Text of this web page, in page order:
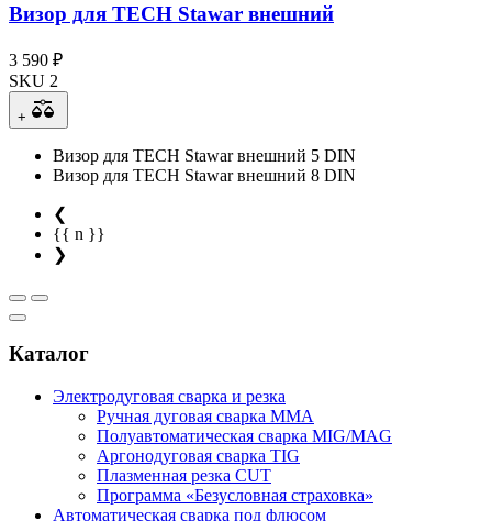
Визор для TECH Stawar внешний
3 590 ₽
SKU 2
+
Визор для TECH Stawar внешний 5 DIN
Визор для TECH Stawar внешний 8 DIN
❮
{{ n }}
❯
Каталог
Электродуговая сварка и резка
Ручная дуговая сварка MMA
Полуавтоматическая сварка MIG/MAG
Аргонодуговая сварка TIG
Плазменная резка CUT
Программа «Безусловная страховка»
Автоматическая сварка под флюсом